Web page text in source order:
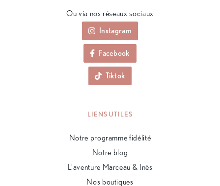
Ou via nos réseaux sociaux
Instagram
Facebook
Tiktok
LIENS UTILES
Notre programme fidélité
Notre blog
L’aventure Marceau & Inès
Nos boutiques